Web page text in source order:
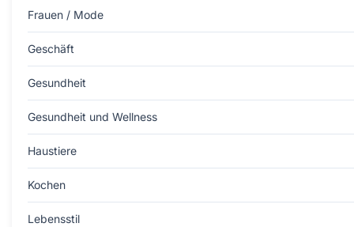
Frauen / Mode
Geschäft
Gesundheit
Gesundheit und Wellness
Haustiere
Kochen
Lebensstil